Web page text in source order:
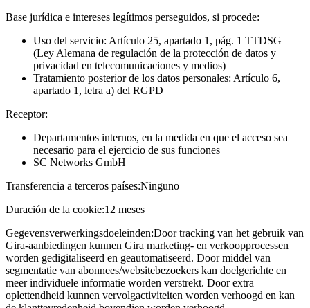
Base jurídica e intereses legítimos perseguidos, si procede:
Uso del servicio: Artículo 25, apartado 1, pág. 1 TTDSG
(Ley Alemana de regulación de la protección de datos y
privacidad en telecomunicaciones y medios)
Tratamiento posterior de los datos personales: Artículo 6,
apartado 1, letra a) del RGPD
Receptor:
Departamentos internos, en la medida en que el acceso sea
necesario para el ejercicio de sus funciones
SC Networks GmbH
Transferencia a terceros países:Ninguno
Duración de la cookie:12 meses
Gegevensverwerkingsdoeleinden:Door tracking van het gebruik van
Gira-aanbiedingen kunnen Gira marketing- en verkoopprocessen
worden gedigitaliseerd en geautomatiseerd. Door middel van
segmentatie van abonnees/websitebezoekers kan doelgerichte en
meer individuele informatie worden verstrekt. Door extra
oplettendheid kunnen vervolgactiviteiten worden verhoogd en kan